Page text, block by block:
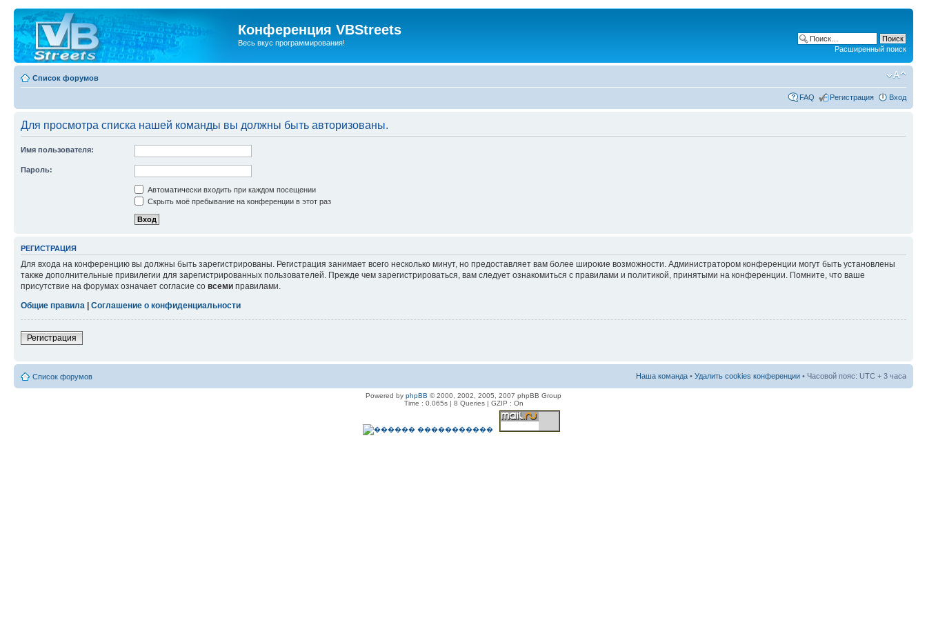
Конференция VBStreets
Весь вкус программирования!
Расширенный поиск
Список форумов
FAQ Регистрация Вход
Для просмотра списка нашей команды вы должны быть авторизованы.
Имя пользователя:
Пароль:
Автоматически входить при каждом посещении
Скрыть моё пребывание на конференции в этот раз
РЕГИСТРАЦИЯ
Для входа на конференцию вы должны быть зарегистрированы. Регистрация занимает всего несколько минут, но предоставляет вам более широкие возможности. Администратором конференции могут быть установлены
также дополнительные привилегии для зарегистрированных пользователей. Прежде чем зарегистрироваться, вам следует ознакомиться с правилами и политикой, принятыми на конференции. Помните, что ваше
присутствие на форумах означает согласие со всеми правилами.
Общие правила
Соглашение о конфиденциальности
Регистрация
Список форумов Наша команда • Удалить cookies конференции • Часовой пояс: UTC + 3 часа
Powered by phpBB © 2000, 2002, 2005, 2007 phpBB Group
Time : 0.065s | 8 Queries | GZIP : On